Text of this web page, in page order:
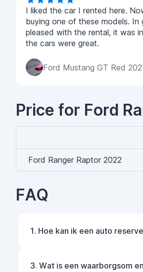
I liked the car I rented here.
buying one of these models. In
pleased with the rental, it was
the cars were great.
Ford Mustang GT Red
Price for Ford
Ford Ranger Raptor 2022
FAQ
1. Hoe kan ik een auto
3. Wat is een waarborgsom